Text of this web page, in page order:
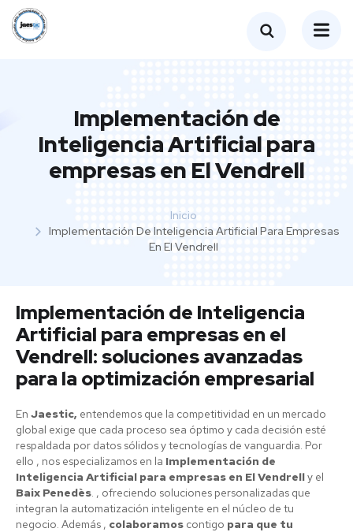
Implementación de
Inteligencia Artificial para
empresas en El Vendrell
Inicio
Implementación De Inteligencia Artificial Para Empresas
En El Vendrell
Implementación de Inteligencia
Artificial para empresas en el
Vendrell: soluciones avanzadas
para la optimización empresarial
En Jaestic, entendemos que la competitividad en un mercado
global exige que cada proceso sea óptimo y cada decisión esté
respaldada por datos sólidos y tecnologías de vanguardia. Por
ello , nos especializamos en la Implementación de
Inteligencia Artificial para empresas en El Vendrelly el
Baix Penedès. , ofreciendo soluciones personalizadas que
integran la automatización inteligente en el núcleo de tu
negocio. Además , colaboramos contigo para que tu